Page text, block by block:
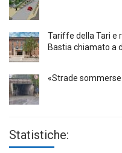
Tariffe della Tari e
Bastia chiamato a
«Strade
Statistiche: